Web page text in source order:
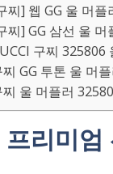
찌] 웹 GG 울 머
찌] GG 삼선 울
구찌 325806
찌 GG 투톤 울 머
찌 울 머플러
프리미엄